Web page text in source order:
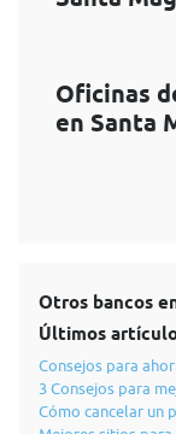
Oficinas
en Santa
Otros bancos
Últimos
Consejos para
3 Consejos para
Cómo cancelar un